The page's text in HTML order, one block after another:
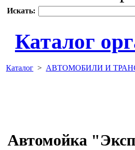
Искать:
Каталог
Каталог > АВТОМОБИЛИ И
Автомойка